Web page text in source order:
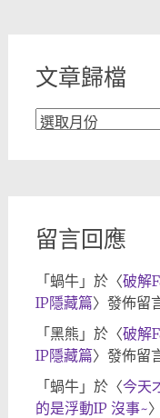
文章歸檔
文
留言回應
「 蝸牛」於〈破解
IP隱藏篇〉發佈留
「 黑熊 」於〈破解
IP隱藏篇〉發佈留
「 蝸牛」於〈今天
的是浮動IP 沒事~